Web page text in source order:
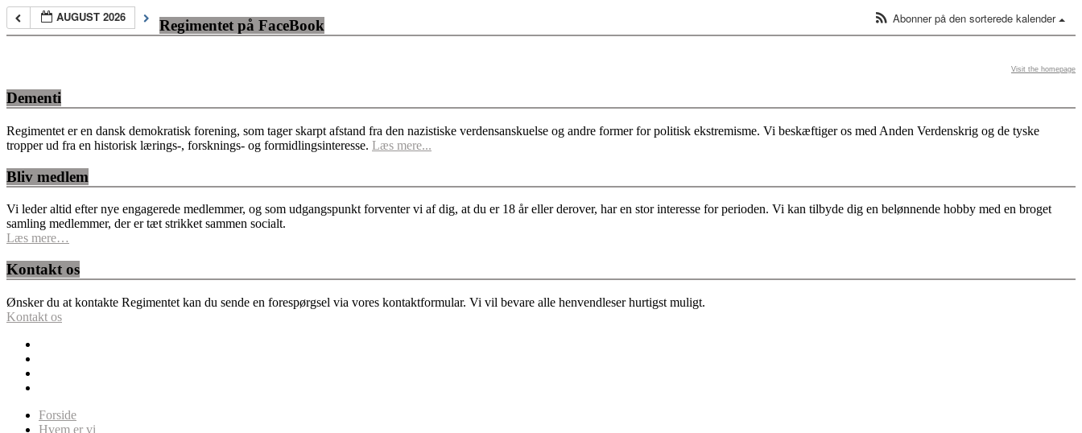
AUGUST 2026
Abonner på den sorterede kalender
Regimentet på FaceBook
Visit the homepage
Dementi
Regimentet er en dansk demokratisk forening, som tager skarpt afstand fra den nazistiske verdensanskuelse og andre former for politisk ekstremisme. Vi beskæftiger os med Anden Verdenskrig og de tyske
tropper ud fra en historisk lærings-, forsknings- og formidlingsinteresse. Læs mere...
Bliv medlem
Vi leder altid efter nye engagerede medlemmer, og som udgangspunkt forventer vi af dig, at du er 18 år eller derover, har en stor interesse for perioden. Vi kan tilbyde dig en belønnende hobby med en broget
samling medlemmer, der er tæt strikket sammen socialt.
Læs mere…
Kontakt os
Ønsker du at kontakte Regimentet kan du sende en forespørgsel via vores kontaktformular. Vi vil bevare alle henvendleser hurtigst muligt.
Kontakt os
Forside
Hvem er vi